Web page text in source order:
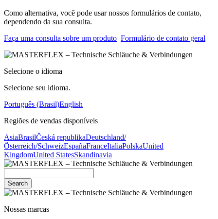
Como alternativa, você pode usar nossos formulários de contato,
dependendo da sua consulta.
Faça uma consulta sobre um produto Formulário de contato geral
Selecione o idioma
Selecione seu idioma.
Português (Brasil)English
Regiões de vendas disponíveis
AsiaBrasilČeská republikaDeutschland/
Österreich/SchweizEspañaFranceItaliaPolskaUnited
KingdomUnited StatesSkandinavia
Search
Nossas marcas